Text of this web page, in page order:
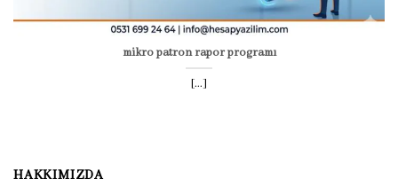
mikro patron rapor programı
[...]
HAKKIMIZDA